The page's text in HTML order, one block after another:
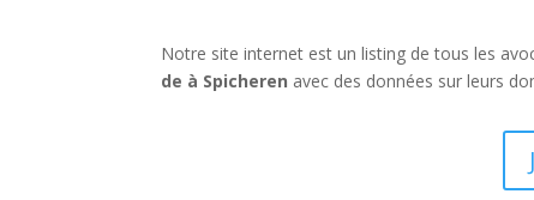
Notre site internet est un listing de tous les
de à Spicheren avec des données sur leurs